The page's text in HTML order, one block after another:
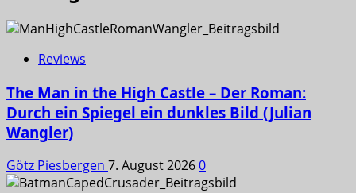
Reviews
The Man in the High Castle – Der Roman:
Durch ein Spiegel ein dunkles Bild (Julian
Wangler)
Götz Piesbergen 7. August 20260